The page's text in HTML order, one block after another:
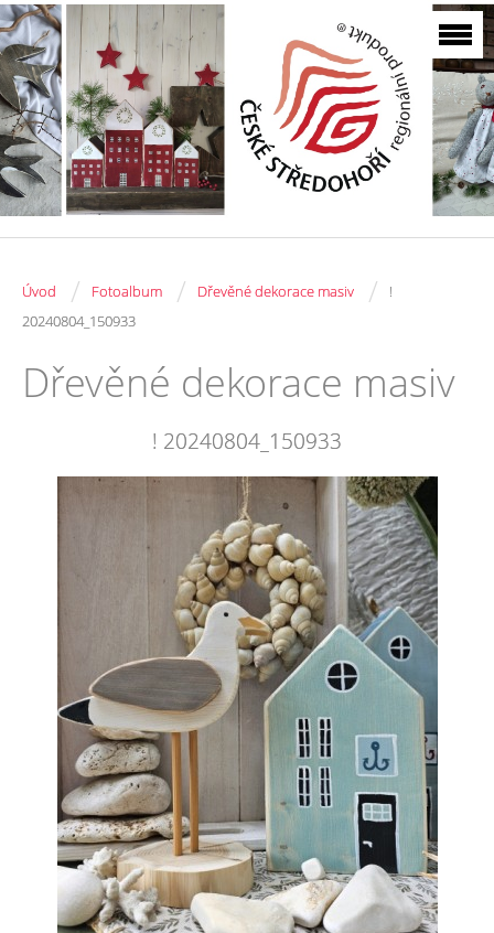
Úvod / Fotoalbum / Dřevěné dekorace masiv /
!
20240804_150933
Dřevěné dekorace masiv
! 20240804_150933